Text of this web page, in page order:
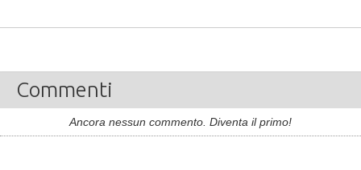
Commenti
Ancora nessun commento. Diventa il primo!